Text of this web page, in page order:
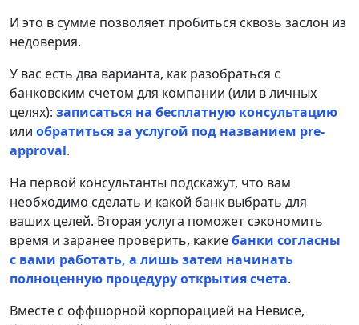
И это в сумме позволяет пробиться сквозь заслон из
недоверия.
У вас есть два варианта, как разобраться с
банковским счетом для компании (или в личных
целях): записаться на бесплатную консультацию
или обратиться за услугой под названием pre-
approval.
На первой консультанты подскажут, что вам
необходимо сделать и какой банк выбрать для
ваших целей. Вторая услуга поможет сэкономить
время и заранее проверить, какиебанки согласны
с вами работать, а лишь затем начинать
полноценную процедуру открытия счета.
Вместе с оффшорной корпорацией на Невисе,